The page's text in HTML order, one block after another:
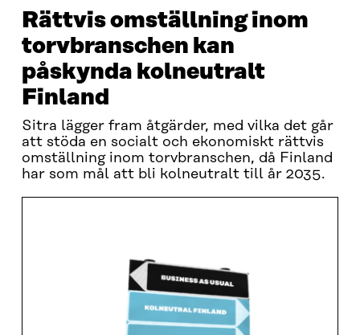
Rättvis omställning inom
torvbranschen kan
påskynda kolneutralt
Finland
Sitra lägger fram åtgärder, med vilka det går
att stöda en socialt och ekonomiskt rättvis
omställning inom torvbranschen, då Finland
har som mål att bli kolneutralt till år 2035.